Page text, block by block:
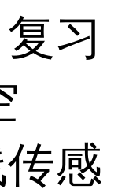
习
感